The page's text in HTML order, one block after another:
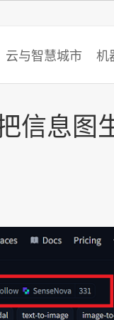
云与智慧城市 机
信息图